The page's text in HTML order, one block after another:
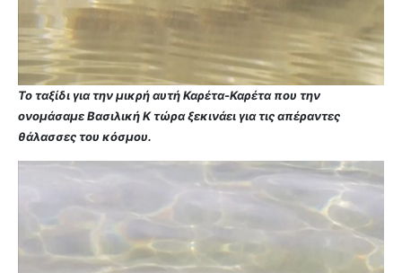
Το ταξίδι για την μικρή αυτή Καρέτα-Καρέτα που την
ονομάσαμε Βασιλική Κ τώρα ξεκινάει για τις απέραντες
θάλασσες του κόσμου.